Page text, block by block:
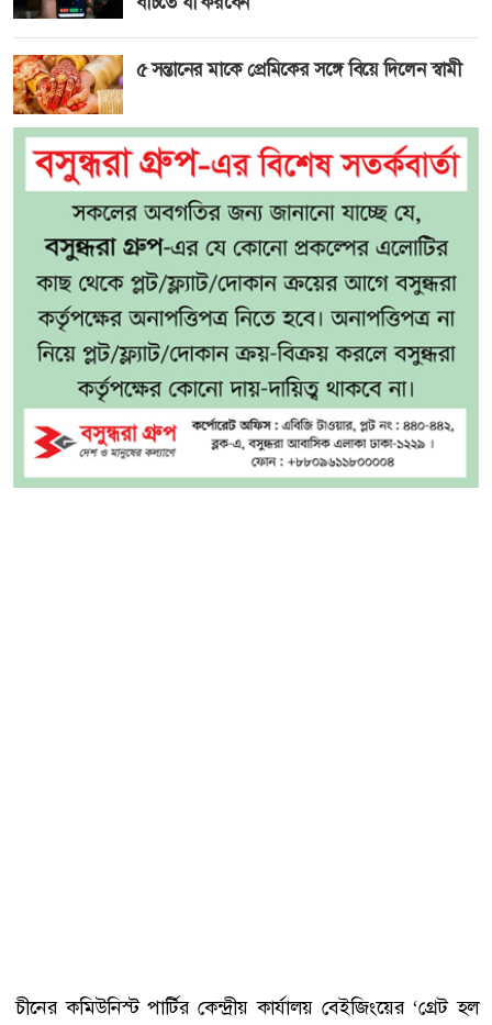
৫ সন্তানের মাকে প্রেমিকের সঙ্গে বিয়ে দিলেন স্বামী
চীনের কমিউনিস্ট পার্টির কেন্দ্রীয় কার্যালয় বেইজিংয়ের ‘গ্রেট হল